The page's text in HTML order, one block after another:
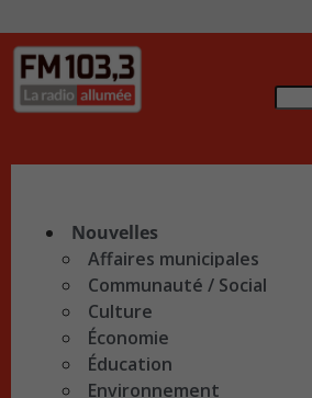
Nouvelles
Affaires municipales
Communauté / Social
Culture
Économie
Éducation
Environnement